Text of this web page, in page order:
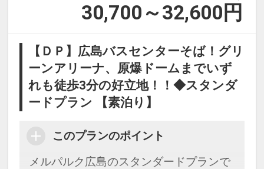
30,700～32,600 円
【ＤＰ】広島バスセンターそば！グリ
ーンアリーナ、原爆ドームまでいず
れも徒歩3分の好立地！！◆スタンダ
ードプラン 【素泊り】
このプランのポイント
メルパルク広島のスタンダードプランで